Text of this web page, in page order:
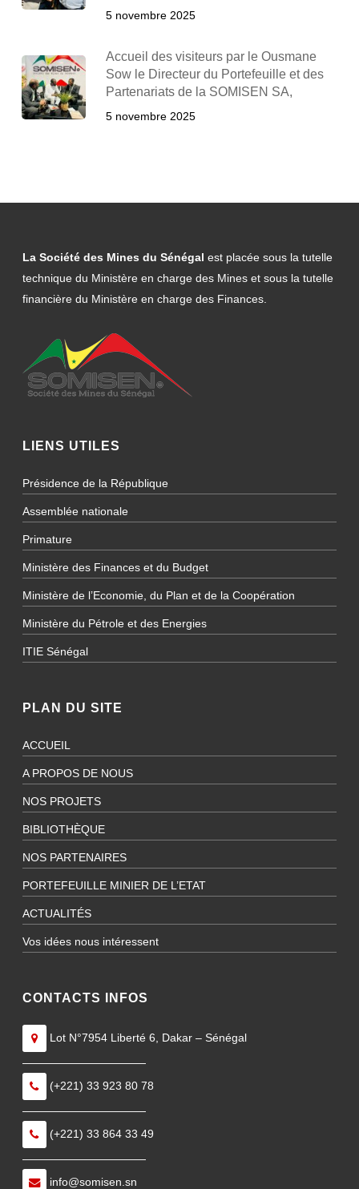
5 novembre 2025
Accueil des visiteurs par le Ousmane
Sow le Directeur du Portefeuille et des
Partenariats de la SOMISEN SA,
5 novembre 2025
La Société des Mines du Sénégal est placée sous la tutelle
technique du Ministère en charge des Mines et sous la tutelle
financière du Ministère en charge des Finances.
LIENS UTILES
Présidence de la République
Assemblée nationale
Primature
Ministère des Finances et du Budget
Ministère de l’Economie, du Plan et de la Coopération
Ministère du Pétrole et des Energies
ITIE Sénégal
PLAN DU SITE
ACCUEIL
A PROPOS DE NOUS
NOS PROJETS
BIBLIOTHÈQUE
NOS PARTENAIRES
PORTEFEUILLE MINIER DE L’ETAT
ACTUALITÉS
Vos idées nous intéressent
CONTACTS INFOS
Lot N°7954 Liberté 6, Dakar – Sénégal
———————————
(+221) 33 923 80 78
———————————
(+221) 33 864 33 49
———————————
info@somisen.sn